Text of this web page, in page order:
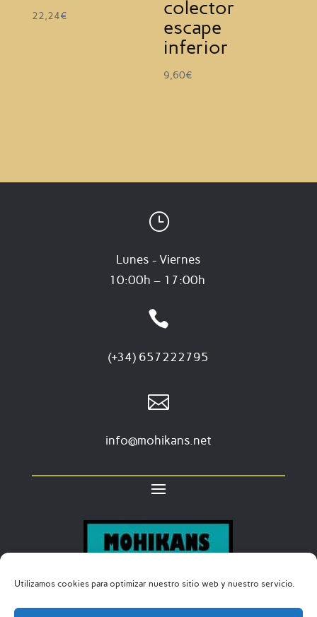
Utilizamos cookies para optimizar nuestro sitio web y nuestro servicio.
22,24€
colector
escape
inferior
9,60€
}
Lunes - Viernes
10:00h – 17:00h

(+34) 657222795

info@mohikans.net